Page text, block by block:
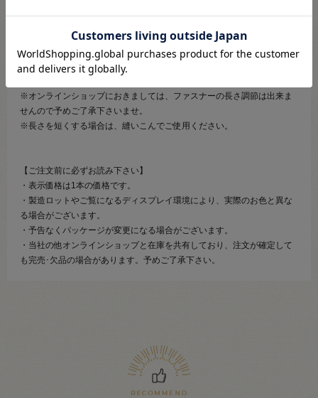
※ご購入頂く生地などの色に合わせて、ファスナーをお選びするサービ
スは行っておりません。
ご要望頂きましても、システムの都合上ご対応出来かねますので、何卒
※オンラインショップにおきましては、ファスナーの長さ調節は出来ま
せんので予めご了承下さいませ。
※長さを短くする場合は、縫いこんでご使用ください。
【ご注文前に必ずお読み下さい】
・表示価格は1本の価格です。
・製造ロットやご覧になるディスプレイ環境により、実際のお色と異な
る場合がございます。
・予告なくパッケージが変更になる場合がございます。
・当社の他オンラインショップと在庫を共有しており、注文が確定して
も完売･欠品の場合があります。予めご了承下さい。